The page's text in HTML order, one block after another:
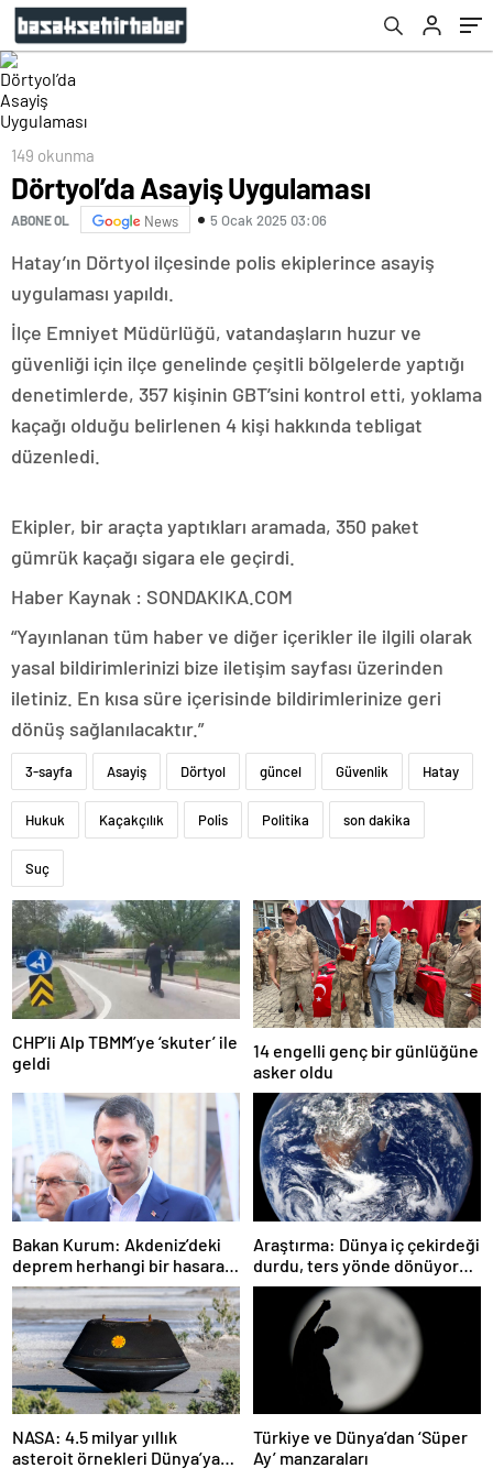
149 okunma
Dörtyol’da Asayiş Uygulaması
ABONE OL News 5 Ocak 2025 03:06
Hatay’ın Dörtyol ilçesinde polis ekiplerince asayiş
uygulaması yapıldı.
İlçe Emniyet Müdürlüğü, vatandaşların huzur ve
güvenliği için ilçe genelinde çeşitli bölgelerde yaptığı
denetimlerde, 357 kişinin GBT’sini kontrol etti, yoklama
kaçağı olduğu belirlenen 4 kişi hakkında tebligat
düzenledi.
Ekipler, bir araçta yaptıkları aramada, 350 paket
gümrük kaçağı sigara ele geçirdi.
Haber Kaynak : SONDAKIKA.COM
“Yayınlanan tüm haber ve diğer içerikler ile ilgili olarak
yasal bildirimlerinizi bize iletişim sayfası üzerinden
iletiniz. En kısa süre içerisinde bildirimlerinize geri
dönüş sağlanılacaktır.”
3-sayfa Asayiş Dörtyol güncel Güvenlik Hatay
Hukuk Kaçakçılık Polis Politika son dakika
Suç
CHP’li Alp TBMM’ye ‘skuter’ ile
geldi
14 engelli genç bir günlüğüne
asker oldu
Bakan Kurum: Akdeniz’deki
deprem herhangi bir hasara
neden olmadı
Araştırma: Dünya iç çekirdeği
durdu, ters yönde dönüyor
olabilir
NASA: 4.5 milyar yıllık
asteroit örnekleri Dünya’ya
Türkiye ve Dünya’dan ‘Süper
Ay’ manzaraları